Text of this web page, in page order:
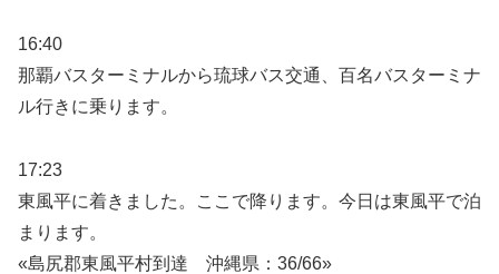
16:40
那覇バスターミナルから琉球バス交通、百名バスターミナ
ル行きに乗ります。
17:23
東風平に着きました。ここで降ります。今日は東風平で泊
まります。
«島尻郡東風平村到達 沖縄県：36/66»